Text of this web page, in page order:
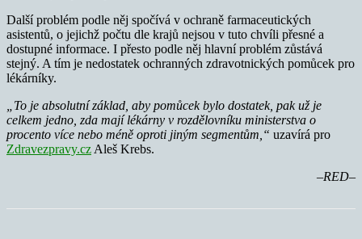
Další problém podle něj spočívá v ochraně farmaceutických
asistentů, o jejichž počtu dle krajů nejsou v tuto chvíli přesné a
dostupné informace. I přesto podle něj hlavní problém zůstává
stejný. A tím je nedostatek ochranných zdravotnických pomůcek pro
lékárníky.
„To je absolutní základ, aby pomůcek bylo dostatek, pak už je
celkem jedno, zda mají lékárny v rozdělovníku ministerstva o
procento více nebo méně oproti jiným segmentům,“ uzavírá pro
Zdravezpravy.cz Aleš Krebs.
–RED–